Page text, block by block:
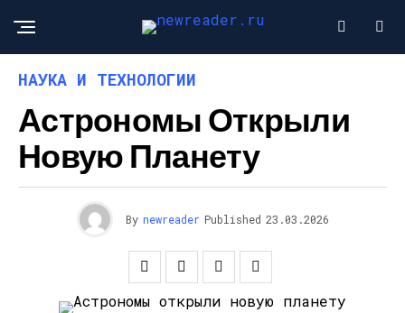
НАУКА И ТЕХНОЛОГИИ
Астрономы Открыли
Новую Планету
By newreader Published 23.03.2026